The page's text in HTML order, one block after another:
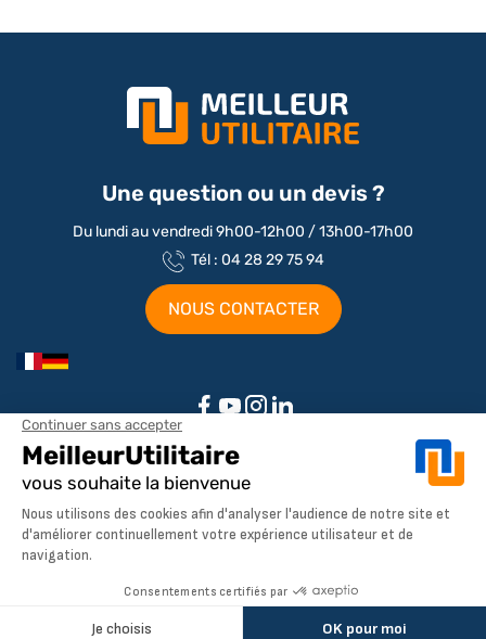
Une question ou un devis ?
Du lundi au vendredi 9h00-12h00 / 13h00-17h00
Tél : 04 28 29 75 94
NOUS CONTACTER
Aménagements par marque / modèle
Aménagement Peugeot Partner
Aménagement Peugeot Expert
Aménagement Citroen
Aménagement Ford Transit
Notre société
À propos de MeilleurUtilitaire
Pays de livraison
Dimensions utilitaires